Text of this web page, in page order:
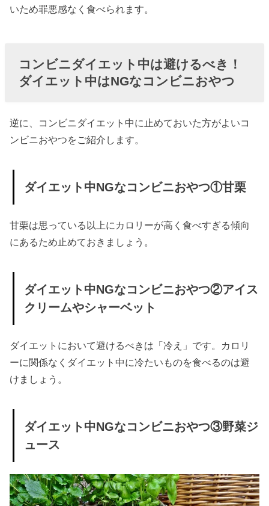
いため罪悪感なく食べられます。
コンビニダイエット中は避けるべき！
ダイエット中はNGなコンビニおやつ
逆に、コンビニダイエット中に止めておいた方がよいコ
ンビニおやつをご紹介します。
ダイエット中NGなコンビニおやつ①甘栗
甘栗は思っている以上にカロリーが高く食べすぎる傾向
にあるため止めておきましょう。
ダイエット中NGなコンビニおやつ②アイス
クリームやシャーベット
ダイエットにおいて避けるべきは「冷え」です。カロリ
ーに関係なくダイエット中に冷たいものを食べるのは避
けましょう。
ダイエット中NGなコンビニおやつ③野菜ジ
ュース